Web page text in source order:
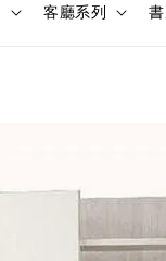
客廳系列